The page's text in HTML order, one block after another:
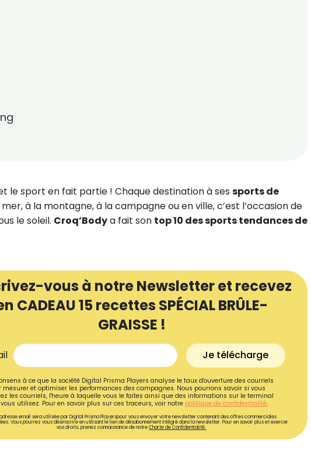
le sport en fait partie ! Chaque destination à ses sports de
à la montagne, à la campagne ou en ville, c’est l’occasion de
le soleil. Croq’Bodya fait son top 10 des sports tendances de
vous à notre Newsletter et recevez
CADEAU 15 recettes SPÉCIAL BRÛLE-
GRAISSE !
Je télécharge
à ce que la société Digital Prisma Players analyse le taux d'ouverture des courriels
mesurer et optimiser les performances des campagnes. Nous pourrons savoir si vous
les courriels, l'heure à laquelle vous le faites ainsi que des informations sur le terminal
utilisez. Pour en savoir plus sur ces traceurs, voir notre politique de confidentialité.
email sera utilisée par Digital Prisma Playerspour vous envoyer votre newsletter contenant des offres commerciales
Vous pourrez vous désinscrire en utilisant le lien de désabonnement intégré dans la newsletter. Pour en savoir plus et exercer
vos droits, prenez connaissance de notreCharte de Confidentialité.
Recevez gratuitement 180
recettes inédites de CROQ
!